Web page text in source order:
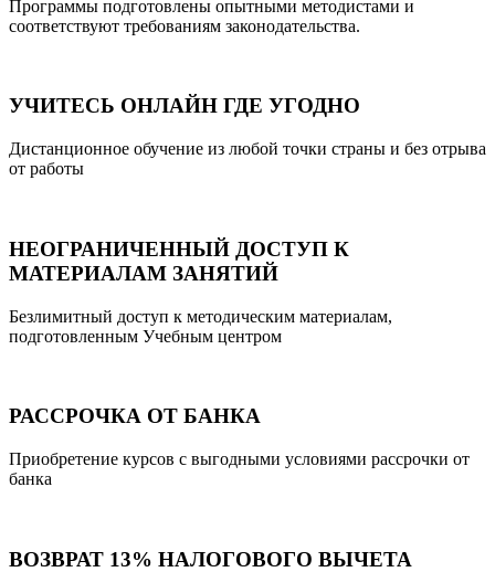
Программы подготовлены опытными методистами и
соответствуют требованиям законодательства.
УЧИТЕСЬ ОНЛАЙН ГДЕ УГОДНО
Дистанционное обучение из любой точки страны и без отрыва
от работы
НЕОГРАНИЧЕННЫЙ ДОСТУП К
МАТЕРИАЛАМ ЗАНЯТИЙ
Безлимитный доступ к методическим материалам,
подготовленным Учебным центром
РАССРОЧКА ОТ БАНКА
Приобретение курсов с выгодными условиями рассрочки от
банка
ВОЗВРАТ 13% НАЛОГОВОГО ВЫЧЕТА